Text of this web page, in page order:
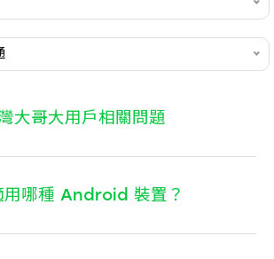
大哥大用戶相關問題
用哪種 Android 裝置？